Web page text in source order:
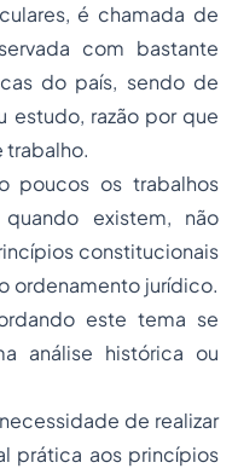
é chamada de
com bastante
do país, sendo de
estudo, razão por que
poucos os trabalhos
existem, não
constitucionais
ordenamento jurídico.
este tema se
análise histórica ou
de realizar
prática aos princípios